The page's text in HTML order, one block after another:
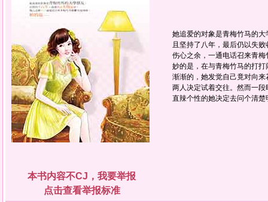
她追爱的对象是青梅竹马的大
且坚持了八年，最后仍以失败
伤心之余，一通电话召来青梅
妙的是，在与青梅竹马的打打
渐渐的，她发觉自己竟对向来
两人决定试着交往。然而一段
直辣个性的她决定去问个清
本书内容不CJ，我要举报
点击查看举报标准